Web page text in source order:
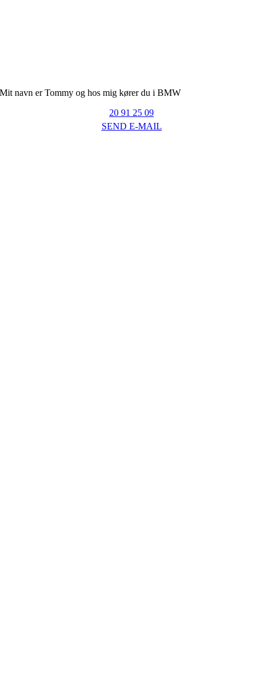
Mit navn er Tommy og hos mig kører du i BMW
20 91 25 09
SEND E-MAIL